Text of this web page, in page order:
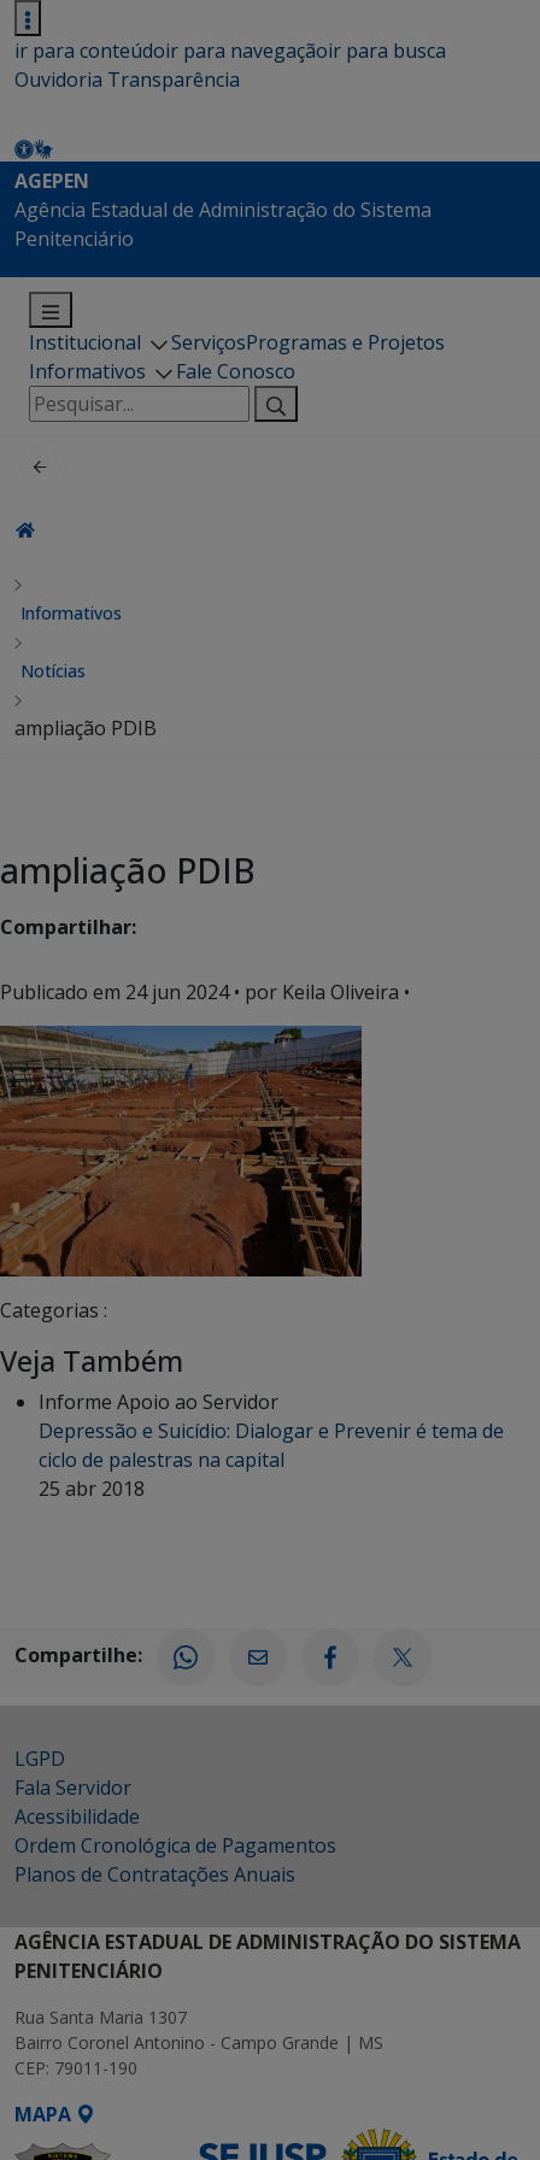
ir para conteúdoir para navegaçãoir para busca
Ouvidoria Transparência
AGEPEN
Agência Estadual de Administração do Sistema
Penitenciário
Institucional ServiçosProgramas e Projetos
Informativos
Fale Conosco
Pesquisar
por:
Informativos
Notícias
ampliação PDIB
ampliação PDIB
Compartilhar:
Publicado em 24 jun 2024• por Keila Oliveira •
Categorias :
Veja Também
Informe Apoio ao Servidor
Depressão e Suicídio: Dialogar e Prevenir é tema de
ciclo de palestras na capital
25 abr 2018
Compartilhe:
LGPD
Fala Servidor
Acessibilidade
Ordem Cronológica de Pagamentos
Planos de Contratações Anuais
AGÊNCIA ESTADUAL DE ADMINISTRAÇÃO DO SISTEMA
PENITENCIÁRIO
Rua Santa Maria 1307
Bairro Coronel Antonino - Campo Grande | MS
CEP: 79011-190
MAPA